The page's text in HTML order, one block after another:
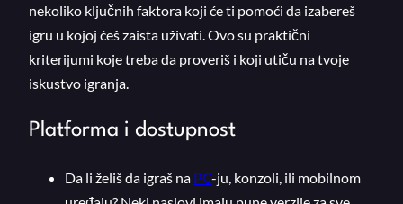
nekoliko ključnih faktora koji će ti pomoći da izabereš
igru u kojoj ćeš zaista uživati. Ovo su praktični
kriterijumi koje treba da proveriš i koji utiču na tvoje
iskustvo igranja.
Platforma i dostupnost
Da li želiš da igraš na PC-ju, konzoli, ili mobilnom